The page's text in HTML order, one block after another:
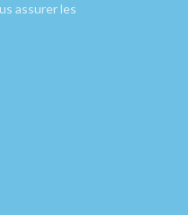
assurer les